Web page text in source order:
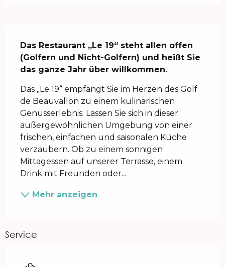
Das Restaurant „Le 19“ steht allen offen
(Golfern und Nicht-Golfern) und heißt Sie
das ganze Jahr über willkommen.
Das „Le 19“ empfängt Sie im Herzen des Golf
de Beauvallon zu einem kulinarischen
Genusserlebnis. Lassen Sie sich in dieser
außergewöhnlichen Umgebung von einer
frischen, einfachen und saisonalen Küche
verzaubern. Ob zu einem sonnigen
Mittagessen auf unserer Terrasse, einem
Drink mit Freunden oder...
Mehr anzeigen
Service